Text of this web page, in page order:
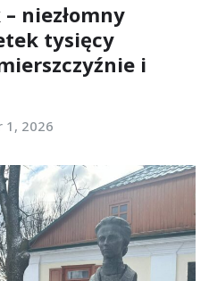
niezłomny
tysięcy
i
1, 2026